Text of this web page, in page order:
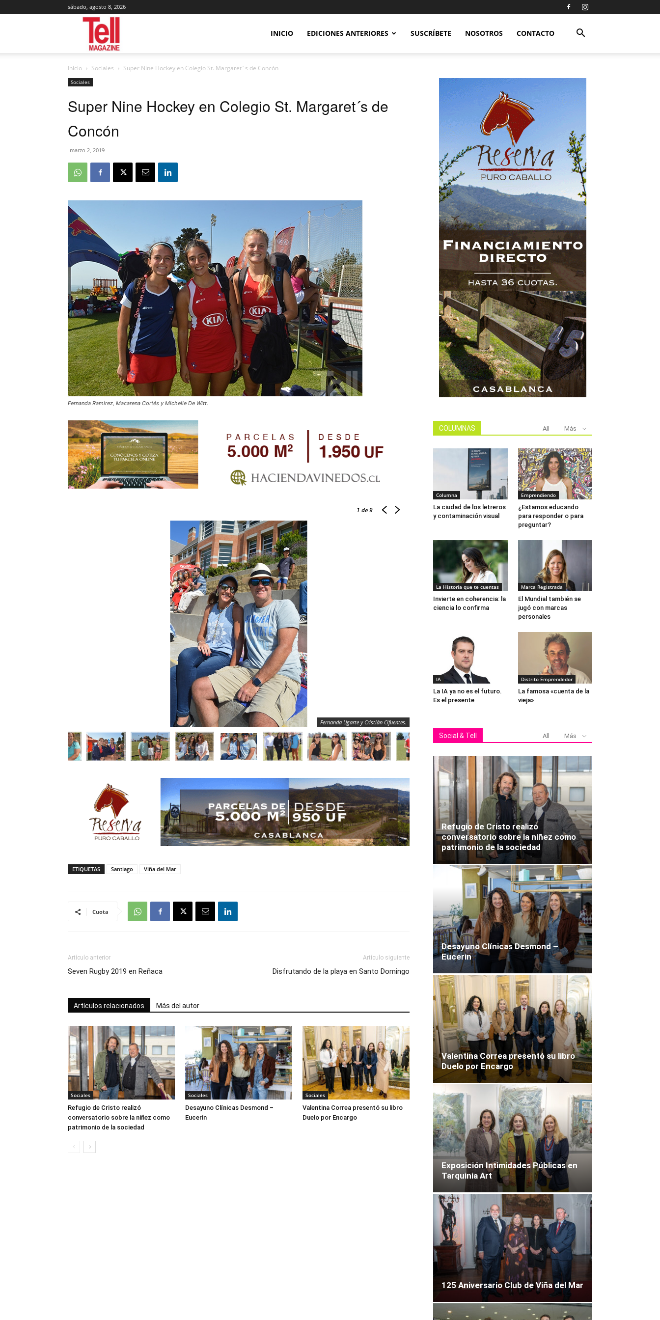
sábado, agosto 8, 2026
Magazine
INICIO EDICIONES ANTERIORES SUSCRÍBETE NOSOTROS CONTACTO
Inicio Sociales Super Nine Hockey en Colegio St. Margaret´s de Concón
Sociales
Super Nine Hockey en Colegio St. Margaret´s de
Concón
marzo 2, 2019
Fernanda Ramirez, Macarena Cortés y Michelle De Witt.
1 de 9
Fernanda Ugarte y Cristián Cifuentes.
ETIQUETAS Santiago Viña del Mar
Cuota
Artículo anterior
Seven Rugby 2019 en Reñaca
Artículo siguiente
Disfrutando de la playa en Santo Domingo
Artículos relacionados Más del autor
Sociales
Refugio de Cristo realizó
conversatorio sobre la niñez como
patrimonio de la sociedad
Sociales
Desayuno Clínicas Desmond –
Eucerin
Sociales
Valentina Correa presentó su libro
Duelo por Encargo
COLUMNAS All Más
Columna
La ciudad de los letreros
y contaminación visual
Emprendiendo
¿Estamos educando
para responder o para
preguntar?
La Historia que te cuentas
Invierte en coherencia: la
ciencia lo confirma
Marca Registrada
El Mundial también se
jugó con marcas
personales
IA
La IA ya no es el futuro.
Es el presente
Distrito Emprendedor
La famosa «cuenta de la
vieja»
Social & Tell All Más
Refugio de Cristo realizó
conversatorio sobre la niñez como
patrimonio de la sociedad
Desayuno Clínicas Desmond –
Eucerin
Valentina Correa presentó su libro
Duelo por Encargo
Exposición Intimidades Públicas en
Tarquinia Art
125 Aniversario Club de Viña del Mar